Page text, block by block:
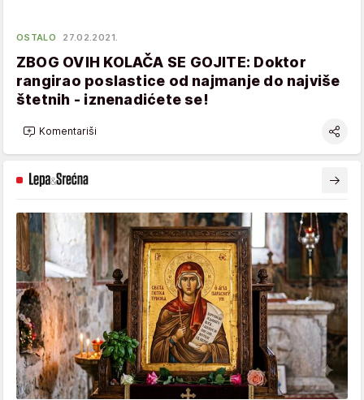
OSTALO 27.02.2021.
ZBOG OVIH KOLAČA SE GOJITE: Doktor
rangirao poslastice od najmanje do najviše
štetnih - iznenadićete se!
Komentariši